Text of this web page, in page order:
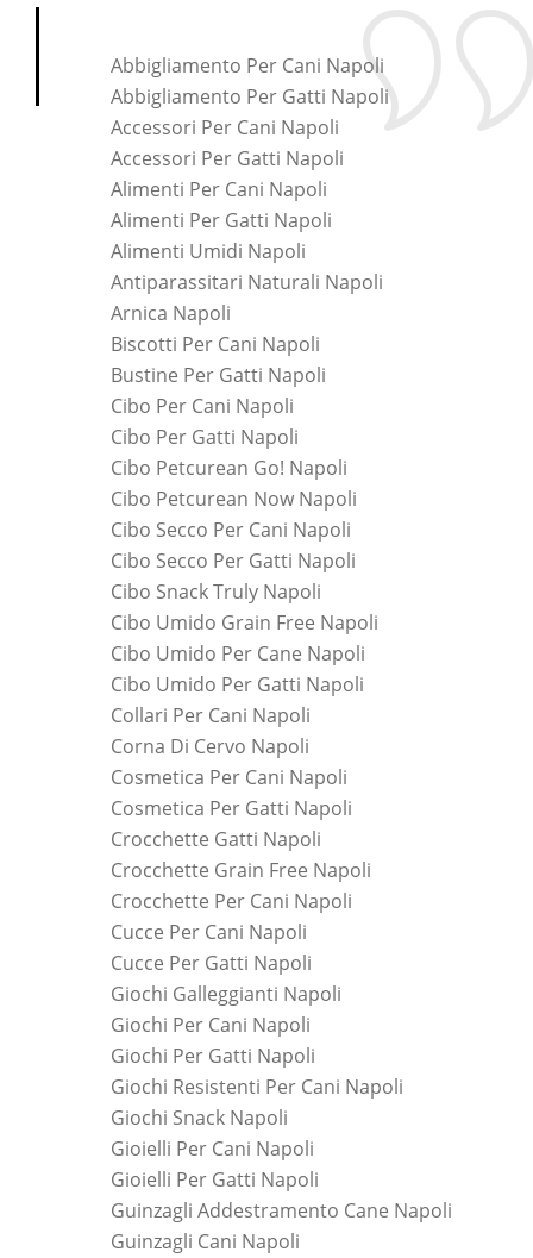
Abbigliamento Per Cani Napoli
Abbigliamento Per Gatti Napoli
Accessori Per Cani Napoli
Accessori Per Gatti Napoli
Alimenti Per Cani Napoli
Alimenti Per Gatti Napoli
Alimenti Umidi Napoli
Antiparassitari Naturali Napoli
Arnica Napoli
Biscotti Per Cani Napoli
Bustine Per Gatti Napoli
Cibo Per Cani Napoli
Cibo Per Gatti Napoli
Cibo Petcurean Go! Napoli
Cibo Petcurean Now Napoli
Cibo Secco Per Cani Napoli
Cibo Secco Per Gatti Napoli
Cibo Snack Truly Napoli
Cibo Umido Grain Free Napoli
Cibo Umido Per Cane Napoli
Cibo Umido Per Gatti Napoli
Collari Per Cani Napoli
Corna Di Cervo Napoli
Cosmetica Per Cani Napoli
Cosmetica Per Gatti Napoli
Crocchette Gatti Napoli
Crocchette Grain Free Napoli
Crocchette Per Cani Napoli
Cucce Per Cani Napoli
Cucce Per Gatti Napoli
Giochi Galleggianti Napoli
Giochi Per Cani Napoli
Giochi Per Gatti Napoli
Giochi Resistenti Per Cani Napoli
Giochi Snack Napoli
Gioielli Per Cani Napoli
Gioielli Per Gatti Napoli
Guinzagli Addestramento Cane Napoli
Guinzagli Cani Napoli